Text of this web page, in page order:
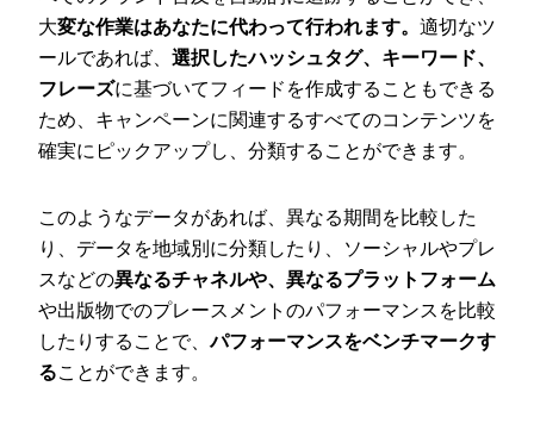
大変な作業はあなたに代わって行われます。 適切なツ
ールであれば、 選択したハッシュタグ、キーワード、
フレーズに基づいてフィードを作成することもできる
ため、キャンペーンに関連するすべてのコンテンツを
確実にピックアップし、分類することができます。
このようなデータがあれば、異なる期間を比較した
り、データを地域別に分類したり、ソーシャルやプレ
スなどの異なるチャネルや、異なるプラットフォーム
や出版物でのプレースメントのパフォーマンスを比較
したりすることで、パフォーマンスをベンチマークす
ることができます。